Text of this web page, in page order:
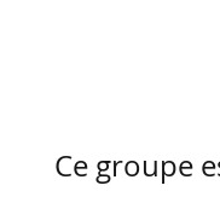
Ce groupe